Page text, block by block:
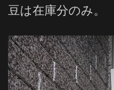
豆は在庫分のみ。